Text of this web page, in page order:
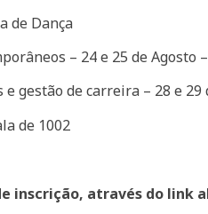
de Dança
– 24 e 25 de Agosto
gestão de carreira – 28 e
de 1002
inscrição, através do link